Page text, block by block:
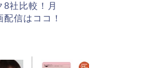
8社比較！月
信はココ！